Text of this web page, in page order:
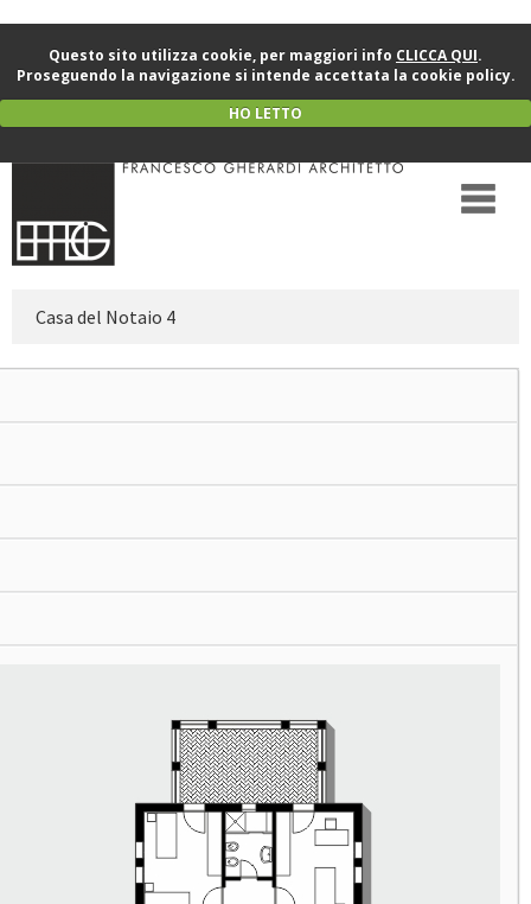
Questo sito utilizza cookie, per maggiori info CLICCA QUI.
Proseguendo la navigazione si intende accettata la cookie policy.
HO LETTO
Casa del Notaio 4